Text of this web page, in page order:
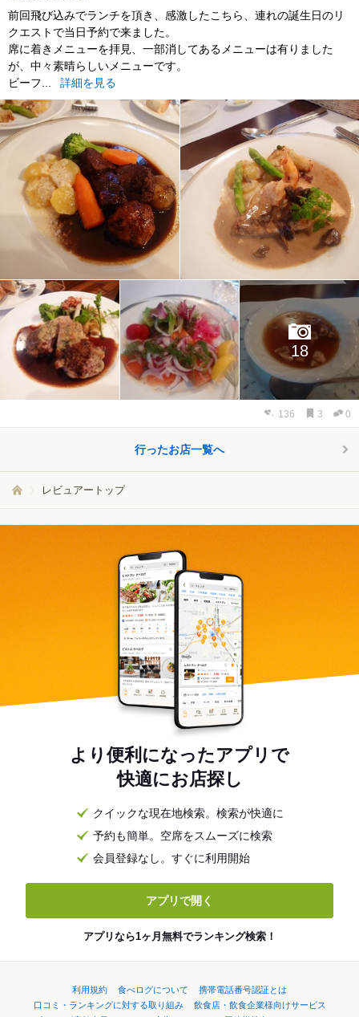
前回飛び込みでランチを頂き、感激したこちら、連れの誕生日のリ
クエストで当日予約で来ました。
席に着きメニューを拝見、一部消してあるメニューは有りました
が、中々素晴らしいメニューです。
ビーフ...
詳細を見る
18
136 3 0
行ったお店一覧へ
レビュアートップ
より便利になったアプリで
快適にお店探し
クイックな現在地検索。検索が快適に
予約も簡単。空席をスムーズに検索
会員登録なし。すぐに利用開始
アプリで開く
アプリなら1ヶ月無料でランキング検索！
利用規約 食べログについて
携帯電話番号認証とは
口コミ・ランキングに対する取り組み
飲食店・飲食企業様向けサービス